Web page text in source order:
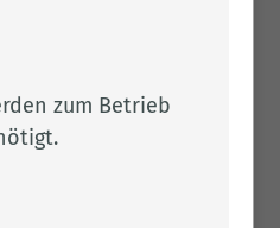
Sie bitte dem
zum Betrieb